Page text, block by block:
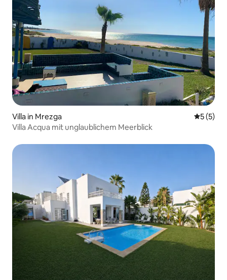
Villa in Mrezga
5 (5)
Villa Acqua mit unglaublichem Meerblick